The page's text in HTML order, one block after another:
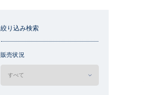
絞り込み検索
販売状況